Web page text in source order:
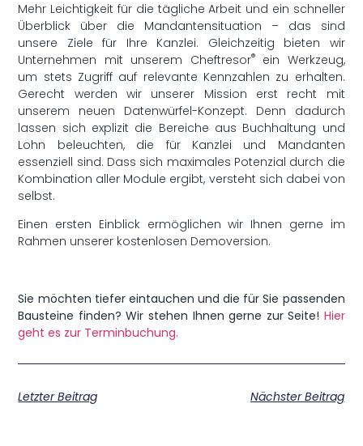
Mehr Leichtigkeit für die tägliche Arbeit und ein schneller
Überblick über die Mandantensituation – das sind
unsere Ziele für Ihre Kanzlei. Gleichzeitig bieten wir
Unternehmen mit unserem Cheftresor®ein Werkzeug,
um stets Zugriff auf relevante Kennzahlen zu erhalten.
Gerecht werden wir unserer Mission erst recht mit
unserem neuen Datenwürfel-Konzept. Denn dadurch
lassen sich explizit die Bereiche aus Buchhaltung und
Lohn beleuchten, die für Kanzlei und Mandanten
essenziell sind. Dass sich maximales Potenzial durch die
Kombination aller Module ergibt, versteht sich dabei von
selbst.
Einen ersten Einblick ermöglichen wir Ihnen gerne im
Rahmen unserer kostenlosen Demoversion.
Sie möchten tiefer eintauchen und die für Sie passenden
Bausteine finden? Wir stehen Ihnen gerne zur Seite! Hier
geht es zur Terminbuchung.
Letzter Beitrag Nächster Beitrag